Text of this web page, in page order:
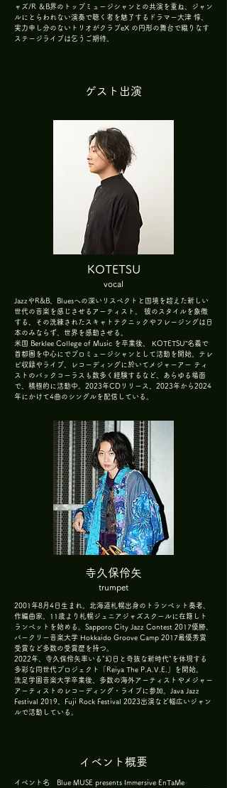
ャズ/R ＆B界のトップミュージシャンとの共演を重ね、ジャン
ルにとらわれない演奏で聴く者を魅了するドラマー大津 惇、
実力申し分のないトリオがクラブeX の円形の舞台で織りなす
ステージライブは乞うご期待。
ゲスト出演
KOTETSU
vocal
JazzやR&B、Bluesへの深いリスペクトと国境を超えた新しい
世代の音楽を感じさせるアーティスト。 彼のスタイルを象徴
する、その洗練されたスキャトテクニックやフレージングは日
本のみならず、世界を感動させる。
米国 Berklee College of Music を卒業後、 KOTETSU”名義で
首都圏を中心にでプロミュージシャンとして活動を開始。テレ
ビ収録やライブ、レコーディングに於いてメジャーアー ティ
ストのバックコーラスも数多く経験するなど、あらゆる場面
で、積極的に活動中。2023年CDリリース、2023年から2024
年にかけて4曲のシングルを配信している。
寺久保伶矢
trumpet
2001年8月4日生まれ。北海道札幌出身のトランペット奏者、
作編曲家。11歳より札幌ジュニアジャズスクールに在籍しト
ランペットを始める。Sapporo City Jazz Contest 2017優勝、
バークリー音楽大学 Hokkaido Groove Camp 2017最優秀賞
受賞など多数の受賞歴を持つ。
2022年、寺久保伶矢率いる"幻日と奇抜な新時代"を体現する
多彩な同世代プロジェクト「Reiya The P.A.V.E.」を開始。
洗足学園音楽大学卒業後、多数の海外アーティストやメジャー
アーティストのレコーディング・ライブに参加。Java Jazz
Festival 2019、Fuji Rock Festival 2023出演など幅広いジャン
ルで活動している。
イベント概要
イベント名 Blue MUSE presents Immersive EnTaMe